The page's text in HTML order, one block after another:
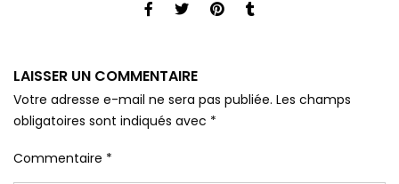
LAISSER UN COMMENTAIRE
Votre adresse e-mail ne sera pas publiée. Les champs
obligatoires sont indiqués avec *
Commentaire *